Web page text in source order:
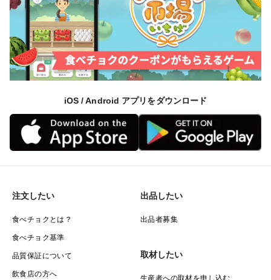
iOS / Android アプリをダウンロード
注文したい
食べチョクとは？
食べチョク基準
品質保証について
飲食店の方へ
出品したい
出品者募集
取材したい
生産者への取材を申し込む